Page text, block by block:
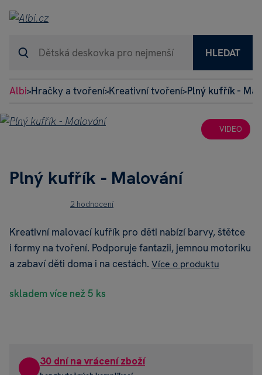
HLEDAT
Albi>Hračky a tvoření>Kreativní tvoření>Plný kufřík -
VIDEO
Plný kufřík - Malování
2 hodnocení
Kreativní malovací kufřík pro děti nabízí barvy, štětce
i formy na tvoření. Podporuje fantazii, jemnou motoriku
a zabaví děti doma i na cestách. Více o produktu
skladem více než 5 ks
30 dní na vrácení zboží